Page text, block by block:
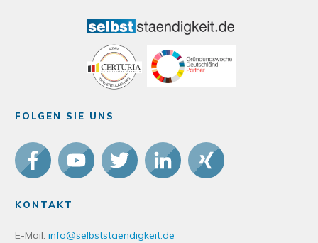
FOLGEN SIE UNS
KONTAKT
E-Mail: info@selbststaendigkeit.de